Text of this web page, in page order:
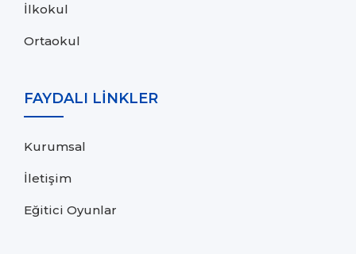
İlkokul
Ortaokul
FAYDALI LİNKLER
Kurumsal
İletişim
Eğitici Oyunlar